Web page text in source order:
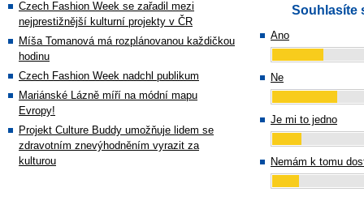
Czech Fashion Week se zařadil mezi
nejprestižnější kulturní projekty v ČR
Míša Tomanová má rozplánovanou každičkou
hodinu
Czech Fashion Week nadchl publikum
Mariánské Lázně míří na módní mapu
Evropy!
Projekt Culture Buddy umožňuje lidem se
zdravotním znevýhodněním vyrazit za
kulturou
Souhlasíte
Ano
Ne
Je mi to jedno
Nemám k tomu